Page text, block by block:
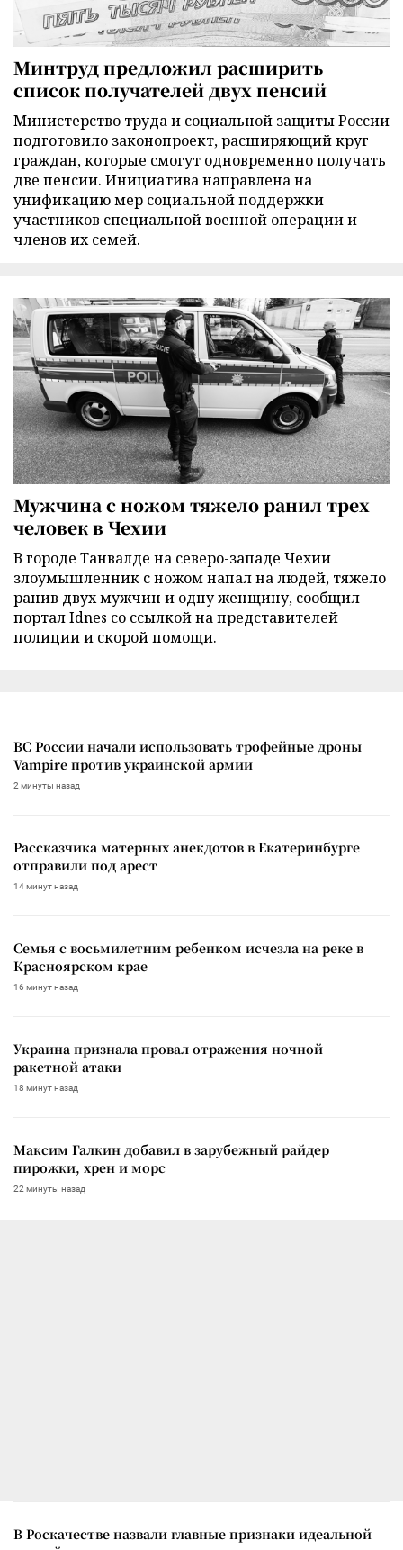
Минтруд предложил расширить
список получателей двух пенсий
Министерство труда и социальной защиты России
подготовило законопроект, расширяющий круг
граждан, которые смогут одновременно получать
две пенсии. Инициатива направлена на
унификацию мер социальной поддержки
участников специальной военной операции и
членов их семей.
Мужчина с ножом тяжело ранил трех
человек в Чехии
В городе Танвалде на северо-западе Чехии
злоумышленник с ножом напал на людей, тяжело
ранив двух мужчин и одну женщину, сообщил
портал Idnes со ссылкой на представителей
полиции и скорой помощи.
ВС России начали использовать трофейные дроны
Vampire против украинской армии
2 минуты назад
Рассказчика матерных анекдотов в Екатеринбурге
отправили под арест
14 минут назад
Семья с восьмилетним ребенком исчезла на реке в
Красноярском крае
16 минут назад
Украина признала провал отражения ночной
ракетной атаки
18 минут назад
Максим Галкин добавил в зарубежный райдер
пирожки, хрен и морс
22 минуты назад
В Роскачестве назвали главные признаки идеальной